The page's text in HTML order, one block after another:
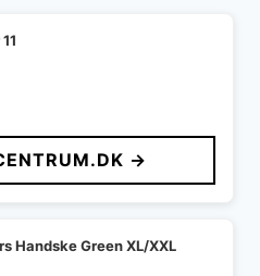
→
Handske Green XL/XXL